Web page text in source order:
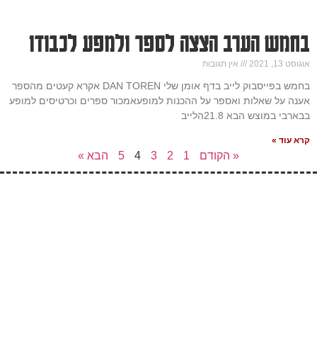
בחמש הערב הצצה לספר ולמפע לכבודו
אוגוסט 13, 2021 אין תגובות
בחמש בפייסבוק לייב בדף אומן שלי DAN TOREN אקרא קעטים מהספר
אענה על שאלות ואספר על ההכנות למופעאמכור ספרים וכרטיסים למופע
בבארבי במוצש הבא 21.8הלייב
קרא עוד »
« הקודם 1
2
3
4
5 הבא »